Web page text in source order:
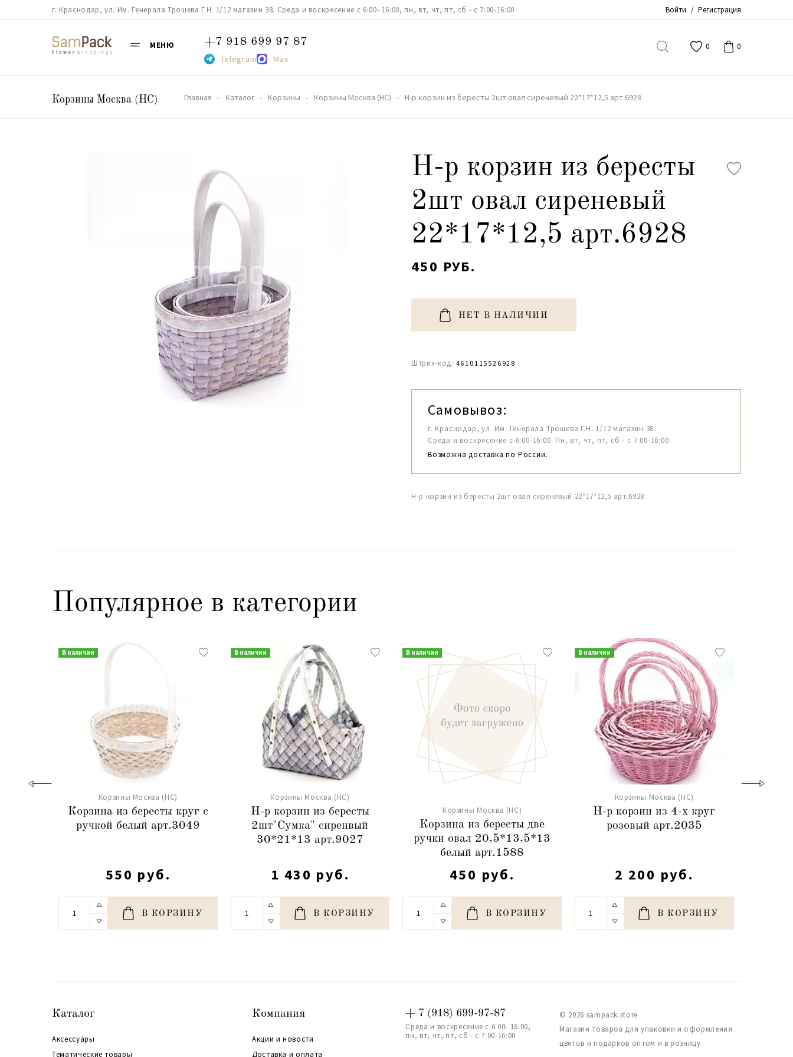
г. Краснодар, ул. Им. Генерала Трошева Г.Н. 1/12 магазин 38. Среда и воскресение с 6:00- 16:00, пн, вт, чт, пт, сб - с 7:00-16:00 Войти / Регистрация
МЕНЮ +7 918 699 97 87
Telegram Max
0 0
Корзины Москва (НС) Главная Каталог Корзины Корзины Москва (НС) Н-р корзин из бересты 2шт овал сиреневый 22*17*12,5 арт.6928
Н-р корзин из бересты
2шт овал сиреневый
22*17*12,5 арт.6928
450 РУБ.
НЕТ В НАЛИЧИИ
Штрих-код: 4610115526928
Самовывоз:
г. Краснодар, ул. Им. Генерала Трошева Г.Н. 1/12 магазин 38.
Среда и воскресение с 6:00-16:00. Пн, вт, чт, пт, сб - с 7:00-16:00.
Возможна доставка по России.
Н-р корзин из бересты 2шт овал сиреневый 22*17*12,5 арт.6928
Популярное в категории
В наличии
Корзины Москва (НС)
Корзина из бересты круг с
ручкой белый арт.3049
550 руб.
В КОРЗИНУ
В наличии
Корзины Москва (НС)
Н-р корзин из бересты
2шт"Сумка" сиренвый
30*21*13 арт.9027
1 430 руб.
В КОРЗИНУ
В наличии
Корзины Москва (НС)
Корзина из бересты две
ручки овал 20,5*13,5*13
белый арт.1588
450 руб.
В КОРЗИНУ
В наличии
Корзины Москва (НС)
Н-р корзин из 4-х круг
розовый арт.2035
2 200 руб.
В КОРЗИНУ
Каталог
Аксессуары
Тематические товары
Компания
Акции и новости
Доставка и оплата
+ 7 (918) 699-97-87
Среда и воскресение с 6:00- 16:00,
пн, вт, чт, пт, сб - с 7:00-16:00
© 2026 sampack.store
Магазин товаров для упаковки и оформления
цветов и подарков оптом и в розницу